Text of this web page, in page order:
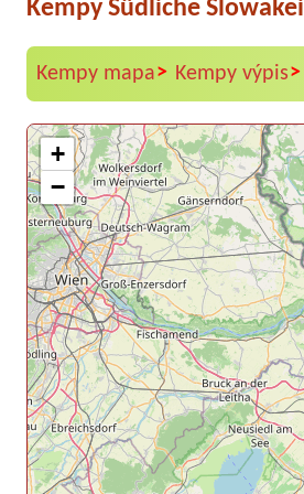
Kempy Südliche Slowakei
Kempy mapa> Kempy výpis>
+
−